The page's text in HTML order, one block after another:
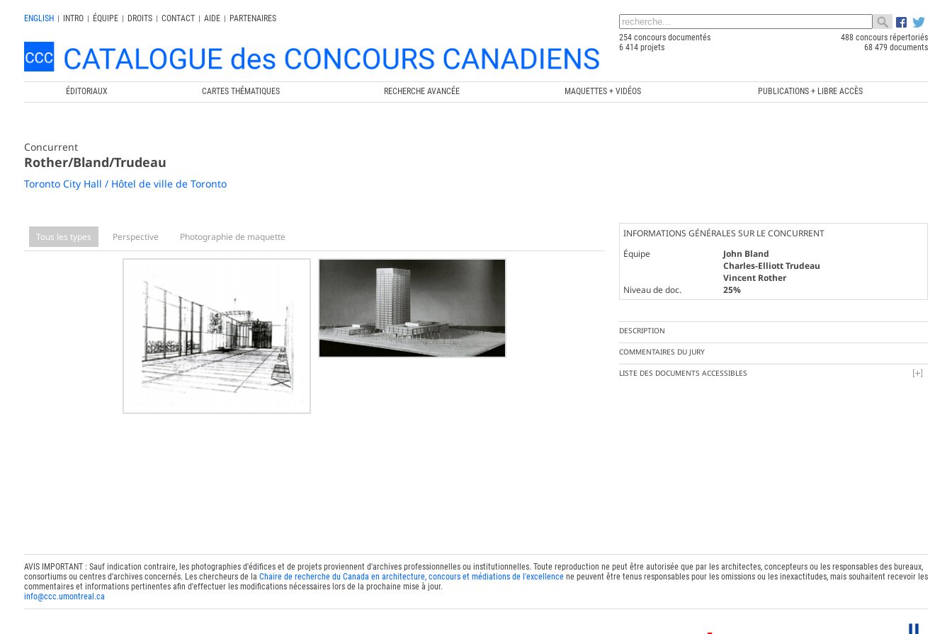
ENGLISH | INTRO | ÉQUIPE | DROITS | CONTACT | AIDE |
PARTENAIRES
254 concours documentés
488 concours répertoriés
6 414 projets
68 479 documents
ÉDITORIAUX CARTES THÉMATIQUES RECHERCHE AVANCÉE MAQUETTES + VIDÉOS PUBLICATIONS + LIBRE ACCÈS
Concurrent
Rother/Bland/Trudeau
Toronto City Hall / Hôtel de ville de Toronto
Tous les types Perspective Photographie de maquette
INFORMATIONS GÉNÉRALES SUR LE CONCURRENT
Équipe
John Bland
Charles-Elliott Trudeau
Vincent Rother
Niveau de doc.
25%
DESCRIPTION
COMMENTAIRES DU JURY
LISTE DES DOCUMENTS ACCESSIBLES
AVIS IMPORTANT : Sauf indication contraire, les photographies d'édifices et de projets proviennent d'archives professionnelles ou institutionnelles. Toute reproduction ne peut être autorisée que par les architectes, concepteurs ou les responsables des bureaux,
consortiums ou centres d'archives concernés. Les chercheurs de la Chaire de recherche du Canada en architecture, concours et médiations de l'excellencene peuvent être tenus responsables pour les omissions ou les inexactitudes, mais souhaitent recevoir les
commentaires et informations pertinentes afin d'effectuer les modifications nécessaires lors de la prochaine mise à jour.
info@ccc.umontreal.ca